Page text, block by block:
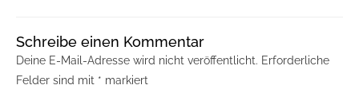
Schreibe einen Kommentar
Deine E-Mail-Adresse wird nicht veröffentlicht. Erforderliche
Felder sind mit * markiert